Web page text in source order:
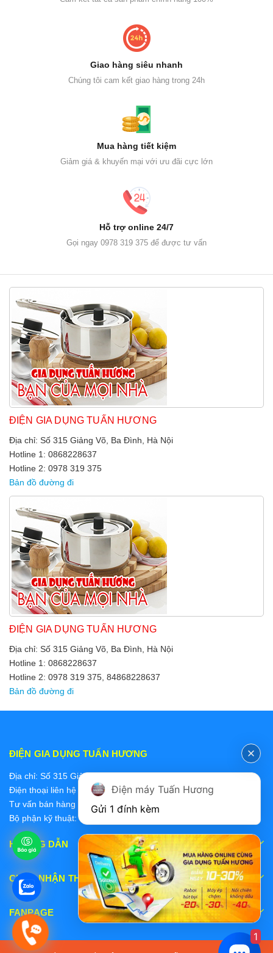
Giao hàng siêu nhanh
Chúng tôi cam kết giao hàng trong 24h
Mua hàng tiết kiệm
Giảm giá & khuyến mại với ưu đãi cực lớn
Hỗ trợ online 24/7
Gọi ngay 0978 319 375 để được tư vấn
ĐIỆN GIA DỤNG TUẤN HƯƠNG
Địa chỉ: Số 315 Giảng Võ, Ba Đình, Hà Nội
Hotline 1: 0868228637
Hotline 2: 0978 319 375
Bản đồ đường đi
ĐIỆN GIA DỤNG TUẤN HƯƠNG
Địa chỉ: Số 315 Giảng Võ, Ba Đình, Hà Nội
Hotline 1: 0868228637
Hotline 2: 0978 319 375, 84868228637
Bản đồ đường đi
ĐIỆN GIA DỤNG TUẤN HƯƠNG
Địa chỉ: Số 315 Giảng Võ, Ba Đình, Hà Nội
Điện thoại liên hệ các bộ phận:
Tư vấn bán hàng 2: 0868228637
Bộ phận kỹ thuật: 0978 319 375
HƯỚNG DẪN
CHẤP NHẬN THANH TOÁN
FANPAGE
Điện máy Tuấn Hương
Gửi 1 đính kèm
1